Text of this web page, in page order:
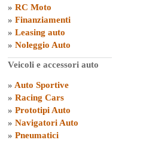
» RC Moto
» Finanziamenti
» Leasing auto
» Noleggio Auto
Veicoli e accessori auto
» Auto Sportive
» Racing Cars
» Prototipi Auto
» Navigatori Auto
» Pneumatici